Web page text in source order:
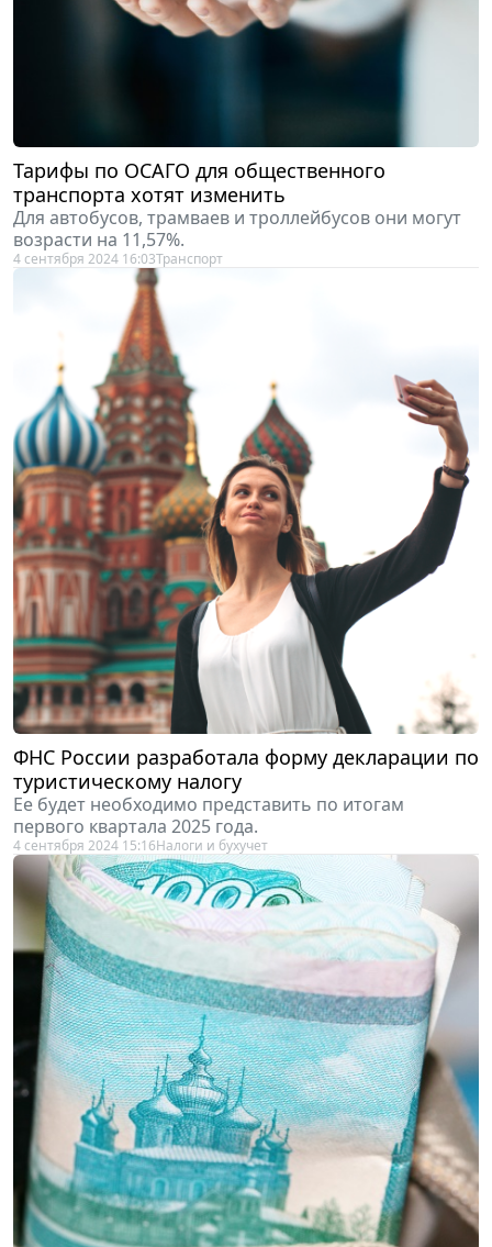
Тарифы по ОСАГО для общественного
транспорта хотят изменить
Для автобусов, трамваев и троллейбусов они могут
возрасти на 11,57%.
4 сентября 2024 16:03Транспорт
ФНС России разработала форму декларации по
туристическому налогу
Ее будет необходимо представить по итогам
первого квартала 2025 года.
4 сентября 2024 15:16Налоги и бухучет